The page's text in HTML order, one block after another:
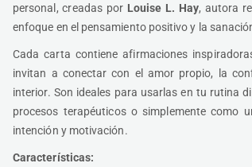
personal, creadas por Louise L. Hay, autora
enfoque en el pensamiento positivo y la
Cada carta contiene afirmaciones
invitan a conectar con el amor propio, la
interior. Son ideales para usarlas en tu rutina
procesos terapéuticos o simplemente como
intención y motivación.
Características: